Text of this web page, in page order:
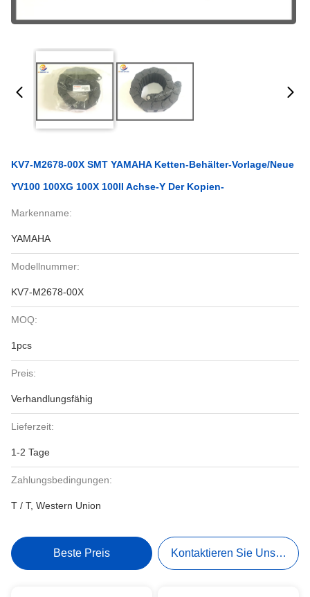
KV7-M2678-00X SMT YAMAHA Ketten-Behälter-Vorlage/neue
YV100 100XG 100X 100II Achse-Y Der Kopien-
Markenname:
YAMAHA
Modellnummer:
KV7-M2678-00X
MOQ:
1pcs
Preis:
Verhandlungsfähig
Lieferzeit:
1-2 Tage
Zahlungsbedingungen:
T / T, Western Union
Beste Preis Kontaktieren Sie Uns Jetzt